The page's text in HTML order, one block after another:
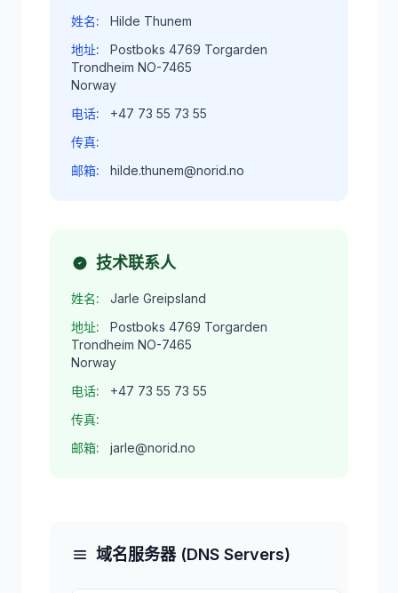
姓名:
Hilde Thunem
地址:
Postboks 4769 Torgarden
Trondheim NO-7465
Norway
电话:
+47 73 55 73 55
传真:
邮箱:
hilde.thunem@norid.no
技术联系人
姓名:
Jarle Greipsland
地址:
Postboks 4769 Torgarden
Trondheim NO-7465
Norway
电话:
+47 73 55 73 55
传真:
邮箱:
jarle@norid.no
域名服务器 (DNS Servers)